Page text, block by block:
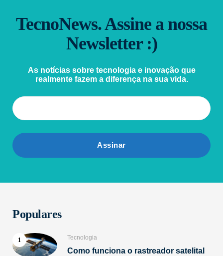
TecnoNews. Assine a nossa
Newsletter :)
As notícias sobre tecnologia e inovação que
realmente fazem a diferença na sua vida.
Populares
Tecnologia
Como funciona o rastreador satelital